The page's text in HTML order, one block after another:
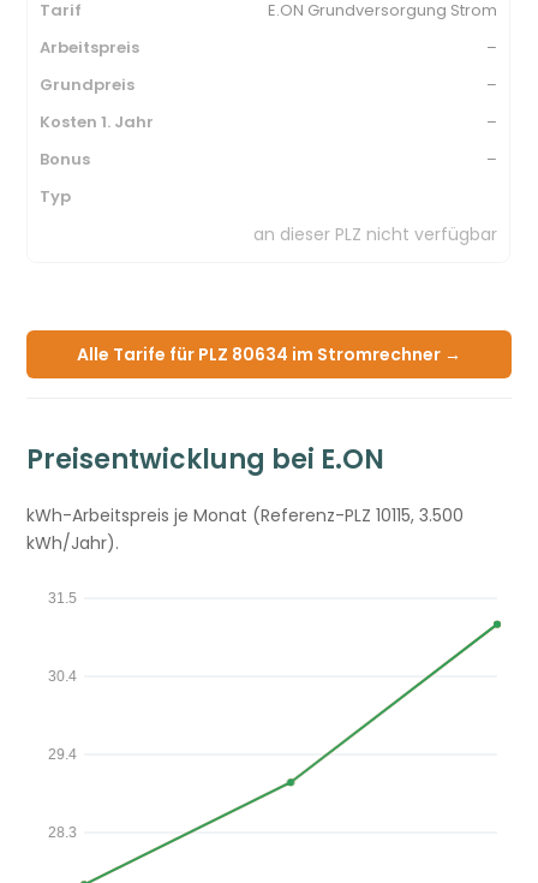
E.ON Grundversorgung Strom
–
–
–
–
an dieser PLZ nicht verfügbar
Alle Tarife für PLZ 80634 im Stromrechner →
Preisentwicklung bei E.ON
kWh-Arbeitspreis je Monat (Referenz-PLZ 10115, 3.500
kWh/Jahr).